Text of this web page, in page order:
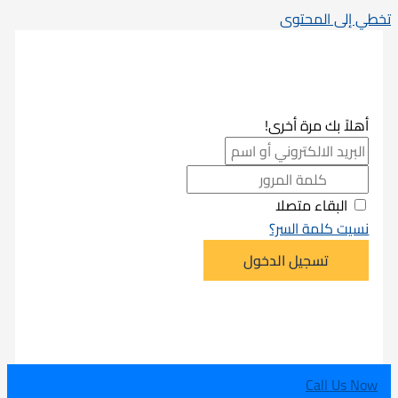
تخطي إلى المحتوى
أهلاً بك مرة أخرى!
البقاء متصلا
نسيت كلمة السر؟
تسجيل الدخول
Call Us Now